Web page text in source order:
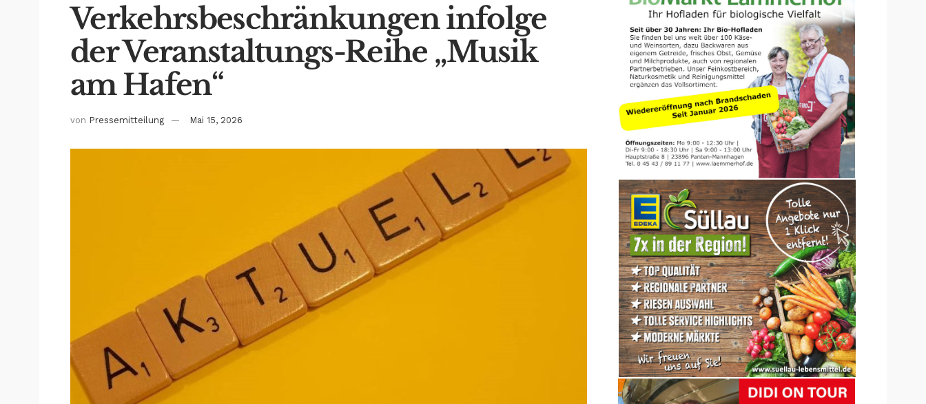
Verkehrsbeschränkungen infolge
der Veranstaltungs-Reihe „Musik
am Hafen“
von Pressemitteilung Mai 15, 2026